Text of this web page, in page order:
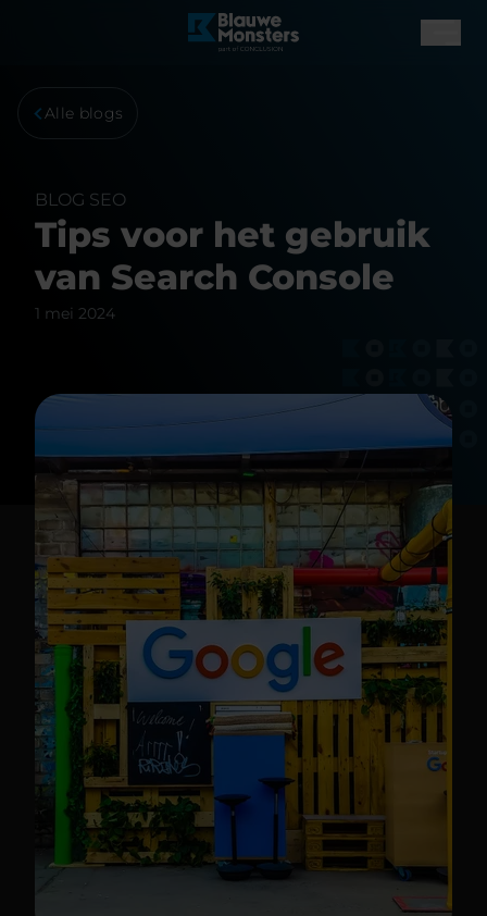
Alle blogs
BLOG SEO
Tips voor het gebruik
van Search Console
1 mei 2024